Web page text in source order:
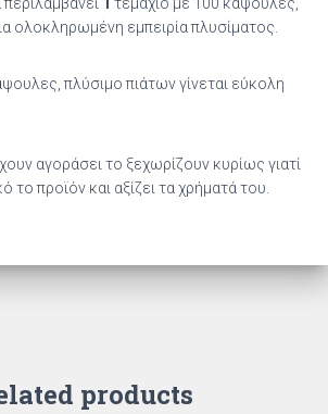
1 τεμάχιο με 100 κάψουλες,
ολοκληρωμένη εμπειρία πλυσίματος.
πλύσιμο πιάτων γίνεται εύκολη
αγοράσει το ξεχωρίζουν κυρίως γιατί
το προϊόν και αξίζει τα χρήματά του.
products